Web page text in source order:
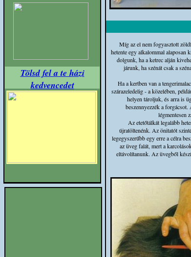
Tölsd fel a te házi
kedvencedet
Míg az el nem fogyasztott
hetente egy alkalommal alaposan
dolgunk, ha a ketrec alján
járunk, ha szénát csak a
Ha a kertben van a
szárazeledelig - a közelében,
helyen tároljuk, és arra is
beszennyezzék a
légmentesen
Az etetőtálkát legalább
újratöltenénk. Az önitatót
legegyszerűbb egy erre a célra
az üveg falát, mert a
eltávolítanunk. Az üvegből